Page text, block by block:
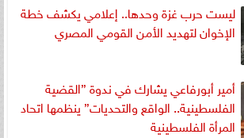
ليست حرب غزة وحدها.. إعلامي يكشف خطة
الإخوان لتهديد الأمن القومي المصري
أمير أبورفاعي يشارك في ندوة ”القضية
الفلسطينية.. الواقع والتحديات” ينظمها اتحاد
المرأة الفلسطينية